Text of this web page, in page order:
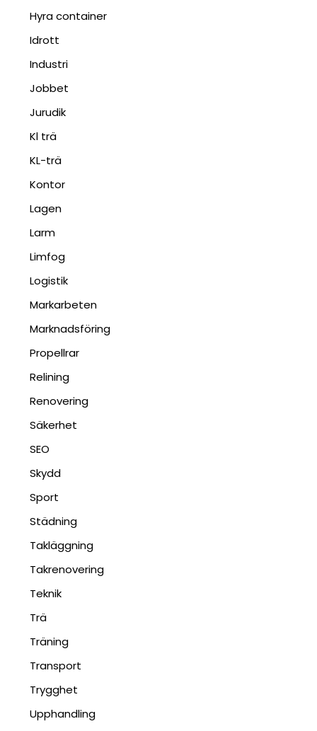
Hyra container
Idrott
Industri
Jobbet
Jurudik
Kl trä
KL-trä
Kontor
Lagen
Larm
Limfog
Logistik
Markarbeten
Marknadsföring
Propellrar
Relining
Renovering
Säkerhet
SEO
Skydd
Sport
Städning
Takläggning
Takrenovering
Teknik
Trä
Träning
Transport
Trygghet
Upphandling